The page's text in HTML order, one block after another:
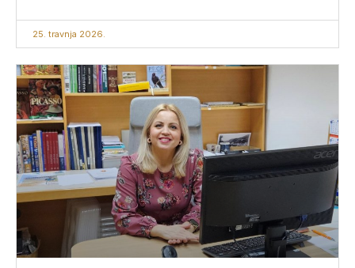
25. travnja 2026.